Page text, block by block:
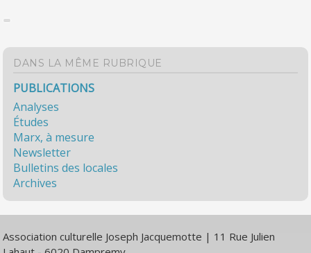
DANS LA MÊME RUBRIQUE
PUBLICATIONS
Analyses
Études
Marx, à mesure
Newsletter
Bulletins des locales
Archives
Association culturelle Joseph Jacquemotte | 11 Rue Julien